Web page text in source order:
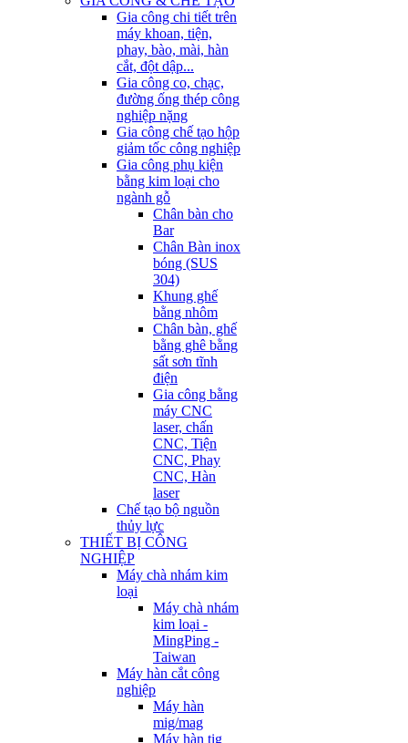
Gia công chi tiết trên
máy khoan, tiện,
phay, bào, mài, hàn
cắt, đột dập...
Gia công co, chạc,
đường ống thép công
nghiệp nặng
Gia công chế tạo hộp
giảm tốc công nghiệp
Gia công phụ kiện
bằng kim loại cho
ngành gỗ
Chân bàn cho
Bar
Chân Bàn inox
bóng (SUS
304)
Khung ghế
bằng nhôm
Chân bàn, ghế
bằng ghê bằng
sất sơn tĩnh
điện
Gia công bằng
máy CNC
laser, chấn
CNC, Tiện
CNC, Phay
CNC, Hàn
laser
Chế tạo bộ nguồn
thủy lực
THIẾT BỊ CÔNG
NGHIỆP
Máy chà nhám kim
loại
Máy chà nhám
kim loại -
MingPing -
Taiwan
Máy hàn cắt công
nghiệp
Máy hàn
mig/mag
Máy hàn tig